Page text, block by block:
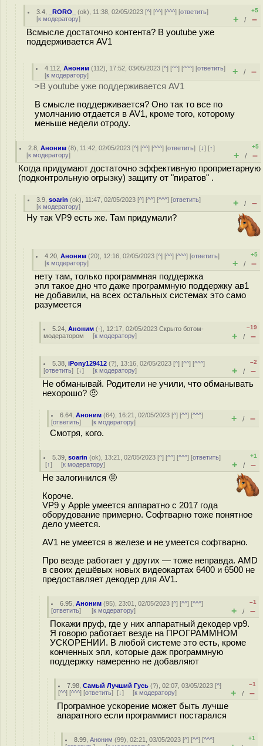
3.4 _RORO_ (ok), 11:38, 02/05/2023 [^] [^^] [^^^] [ответить]
[к модератору]
+5
+ / –
Всмысле достаточно контента? В youtube уже
поддерживается AV1
4.112 ,Аноним (112), 17:52, 03/05/2023 [^] [^^] [^^^] [ответить]
[к модератору] + / –
>В youtube уже поддерживается AV1
В смысле поддерживается? Оно так то все по
умолчанию отдается в AV1, кроме того, которому
меньше недели отроду.
2.8 ,Аноним (8), 11:42, 02/05/2023 [^] [^^] [^^^] [ответить][↓] [↑]
[к модератору]
+5
+ / –
Когда придумают достаточно эффективную проприетарную
(подконтрольную огрызку) защиту от "пиратов" .
3.9 ,soarin (ok), 11:47, 02/05/2023 [^] [^^] [^^^] [ответить]
[к модератору] + / –
Ну так VP9 есть же. Там придумали?
4.20 ,Аноним (20), 12:16, 02/05/2023 [^] [^^] [^^^] [ответить]
[к модератору]
+5
+ / –
нету там, только программная поддержка
эпл такое дно что даже программную поддержку ав1
не добавили, на всех остальных системах это само
разумеется
5.24 ,Аноним (-), 12:17, 02/05/2023Скрыто ботом-
модератором [к модератору]
–19
+ / –
5.38 ,iPony129412 (?), 13:16, 02/05/2023 [^] [^^] [^^^]
[ответить] [↓] [к модератору]
–2
+ / –
Не обманывай. Родители не учили, что обманывать
нехорошо? 🤨
6.64 ,Аноним (64), 16:21, 02/05/2023 [^] [^^] [^^^]
[ответить] [к модератору] + / –
Смотря, кого.
5.39 ,soarin (ok), 13:21, 02/05/2023 [^] [^^] [^^^] [ответить]
[↑] [к модератору]
+1
+ / –
Не залогинился 🤨
Короче.
VP9 у Apple умеется аппаратно с 2017 года
оборудование примерно. Софтварно тоже понятное
дело умеется.
AV1 не умеется в железе и не умеется софтварно.
Про везде работает у других — тоже неправда. AMD
в своих дешёвых новых видеокартах 6400 и 6500 не
предоставляет декодер для AV1.
6.95 ,Аноним (95), 23:01, 02/05/2023 [^] [^^] [^^^]
[ответить] [к модератору]
–1
+ / –
Покажи пруф, где у них аппаратный декодер vp9.
Я говорю работает везде на ПРОГРАММНОМ
УСКОРЕНИИ. В любой системе это есть, кроме
конченных эпл, которые даж программную
поддержку намеренно не добавляют
7.98 ,Самый Лучший Гусь (?), 02:07, 03/05/2023 [^]
[^^] [^^^] [ответить] [↓] [к модератору]
–1
+ / –
Програмное ускорение может быть лучше
апаратного если программист постарался
8.99 ,Аноним (99), 02:21, 03/05/2023 [^] [^^] [^^^]
+1